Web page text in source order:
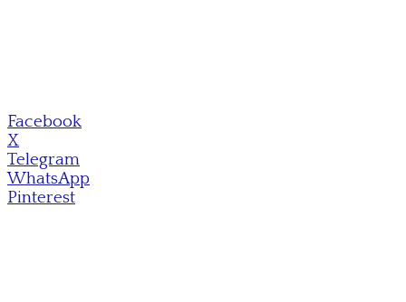
Facebook
X
Telegram
WhatsApp
Pinterest